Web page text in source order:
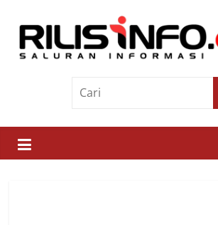
contentRilis
Saluran
Informasi